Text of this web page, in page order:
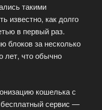
такими
известно, как долго
в первый раз.
блоков за несколько
лет, что обычно
кошелька с
сервис —